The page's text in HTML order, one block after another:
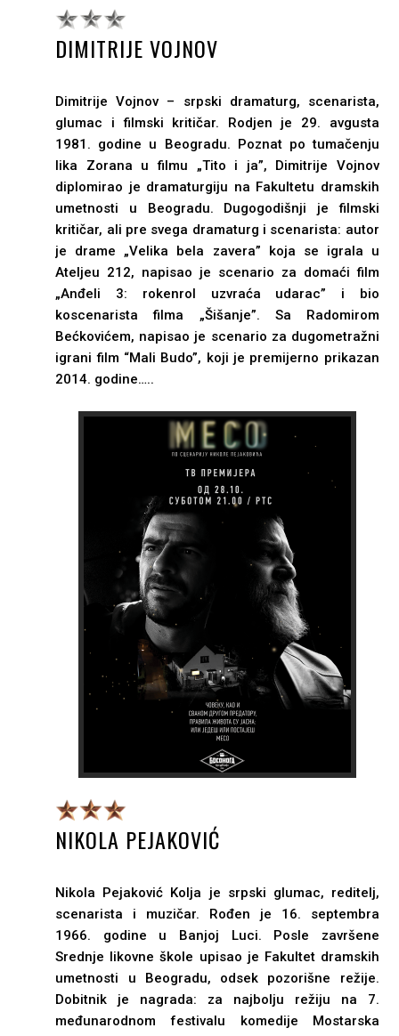
DIMITRIJE VOJNOV
Dimitrije Vojnov – srpski dramaturg, scenarista,
glumac i filmski kritičar. Rodjen je 29. avgusta
1981. godine u Beogradu. Poznat po tumačenju
lika Zorana u filmu „Tito i ja”, Dimitrije Vojnov
diplomirao je dramaturgiju na Fakultetu dramskih
umetnosti u Beogradu. Dugogodišnji je filmski
kritičar, ali pre svega dramaturg i scenarista: autor
je drame „Velika bela zavera” koja se igrala u
Ateljeu 212, napisao je scenario za domaći film
„Anđeli 3: rokenrol uzvraća udarac” i bio
koscenarista filma „Šišanje”. Sa Radomirom
Bećkovićem, napisao je scenario za dugometražni
igrani film “Mali Budo”, koji je premijerno prikazan
2014. godine…..
NIKOLA PEJAKOVIĆ
Nikola Pejaković Kolja je srpski glumac, reditelj,
scenarista i muzičar. Rođen je 16. septembra
1966. godine u Banjoj Luci. Posle završene
Srednje likovne škole upisao je Fakultet dramskih
umetnosti u Beogradu, odsek pozorišne režije.
Dobitnik je nagrada: za najbolju režiju na 7.
međunarodnom festivalu komedije Mostarska